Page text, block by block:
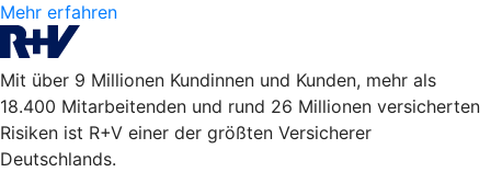
Mehr erfahren
Mit über 9 Millionen Kundinnen und Kunden, mehr als
18.400 Mitarbeitenden und rund 26 Millionen versicherten
Risiken ist R+V einer der größten Versicherer
Deutschlands.